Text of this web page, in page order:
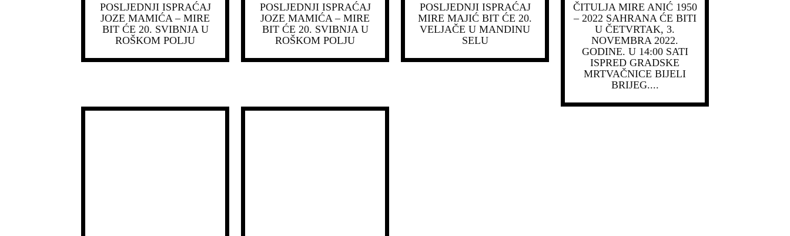
POSLJEDNJI ISPRAĆAJ
JOZE MAMIĆA – MIRE
BIT ĆE 20. SVIBNJA U
ROŠKOM POLJU
POSLJEDNJI ISPRAĆAJ
JOZE MAMIĆA – MIRE
BIT ĆE 20. SVIBNJA U
ROŠKOM POLJU
POSLJEDNJI ISPRAĆAJ
MIRE MAJIĆ BIT ĆE 20.
VELJAČE U MANDINU
SELU
ČITULJA MIRE ANIĆ 1950
– 2022 SAHRANA ĆE BITI
U ČETVRTAK, 3.
NOVEMBRA 2022.
GODINE. U 14:00 SATI
ISPRED GRADSKE
MRTVAČNICE BIJELI
BRIJEG....